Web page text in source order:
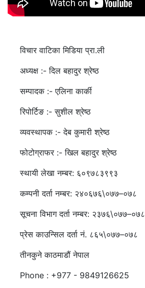
विचार वाटिका मिडिया प्रा.ली
अध्यक्ष :- दिल बहादुर श्रेष्ठ
सम्पादक :- एलिना कार्की
रिपोर्टिङ :- सुशील श्रेष्ठ
व्यवस्थापक :- देब कुमारी श्रेष्ठ
फोटोग्राफर :- खिल बहादुर श्रेष्ठ
स्थायी लेखा नम्बर: ६०९७८३९९३
कम्पनी दर्ता नम्बर: २४०६७६\०७७–०७८
सूचना विभाग दर्ता नम्बर: २३७६\०७७–०७८
प्रेस काउन्सिल दर्ता नं. ८६५\०७७–०७८
तीनकुने काठमाडौं नेपाल
Phone : +977 - 9849126625